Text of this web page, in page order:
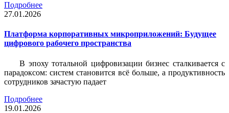
Подробнее
27.01.2026
Платформа корпоративных микроприложений: Будущее
цифрового рабочего пространства
В эпоху тотальной цифровизации бизнес сталкивается с
парадоксом: систем становится всё больше, а продуктивность
сотрудников зачастую падает
Подробнее
19.01.2026